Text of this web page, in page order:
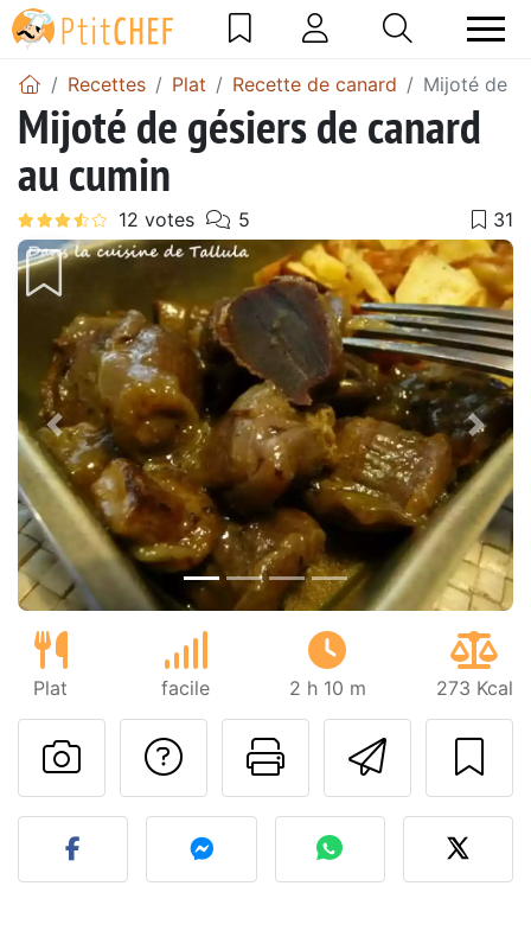
Recettes Plat Recette de canard Mijoté de
Mijoté de gésiers de canard
au cumin
Précédent
Plat facile 2 h 10 m 273 Kcal
Imprimer
Poser une
Publier votre photo de